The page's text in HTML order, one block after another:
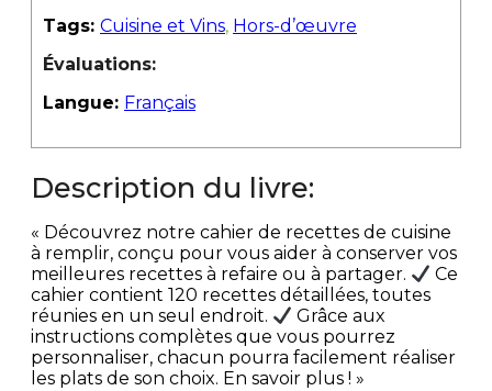
Tags: Cuisine et Vins, Hors-d’œuvre
Évaluations:
Langue: Français
Description du livre:
« Découvrez notre cahier de recettes de cuisine
à remplir, conçu pour vous aider à conserver vos
meilleures recettes à refaire ou à partager.
Ce
cahier contient 120 recettes détaillées, toutes
réunies en un seul endroit.
Grâce aux
instructions complètes que vous pourrez
personnaliser, chacun pourra facilement réaliser
les plats de son choix. En savoir plus ! »